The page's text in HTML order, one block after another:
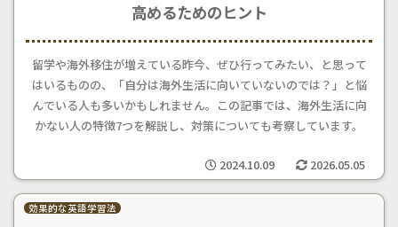
高めるためのヒント
留学や海外移住が増えている昨今、ぜひ行ってみたい、と思って
はいるものの、「自分は海外生活に向いていないのでは？」と悩
んでいる人も多いかもしれません。この記事では、海外生活に向
かない人の特徴7つを解説し、対策についても考察しています。
2024.10.09 2026.05.05
効果的な英語学習法